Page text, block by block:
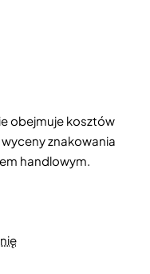
obejmuje kosztów
znakowania
handlowym.